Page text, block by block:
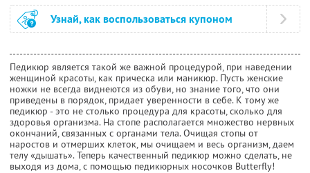
Узнай, как воспользоваться купоном
Педикюр является такой же важной процедурой, при наведении
женщиной красоты, как прическа или маникюр. Пусть женские
ножки не всегда виднеются из обуви, но знание того, что они
приведены в порядок, придает уверенности в себе. К тому же
педикюр - это не столько процедура для красоты, сколько для
здоровья организма. На стопе располагается множество нервных
окончаний, связанных с органами тела. Очищая стопы от
наростов и отмерших клеток, мы очищаем и весь организм, даем
телу «дышать». Теперь качественный педикюр можно сделать, не
выходя из дома, с помощью педикюрных носочков Butterfly!